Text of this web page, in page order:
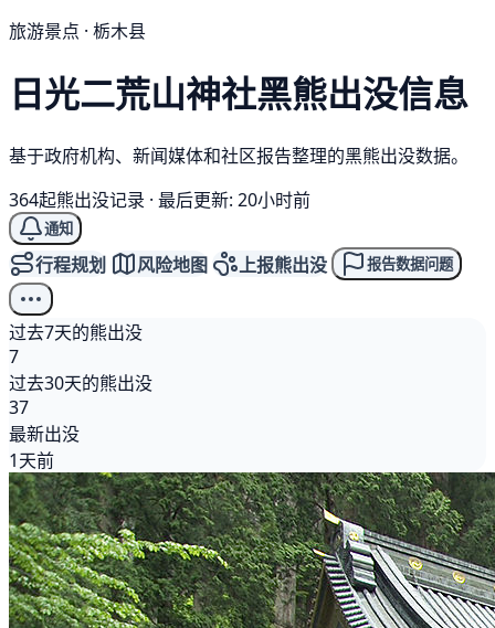
旅游景点 · 栃木县
日光二荒山神社黑熊出没信息
基于政府机构、新闻媒体和社区报告整理的黑熊出没数据。
364起熊出没记录 · 最后更新: 20小时前
通知
行程规划 风险地图 上报熊出没 报告数据问题
过去7天的熊出没
7
过去30天的熊出没
37
最新出没
1天前